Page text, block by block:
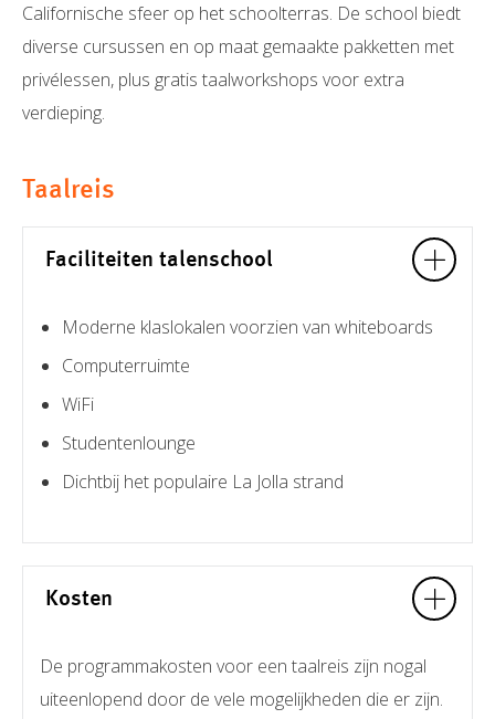
Californische sfeer op het schoolterras. De school biedt
diverse cursussen en op maat gemaakte pakketten met
privélessen, plus gratis taalworkshops voor extra
verdieping.
Taalreis
Faciliteiten talenschool
Moderne klaslokalen voorzien van whiteboards
Computerruimte
WiFi
Studentenlounge
Dichtbij het populaire La Jolla strand
Kosten
De programmakosten voor een taalreis zijn nogal
uiteenlopend door de vele mogelijkheden die er zijn.